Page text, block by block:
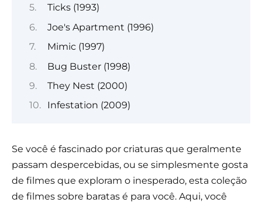
Ticks (1993)
Joe's Apartment (1996)
Mimic (1997)
Bug Buster (1998)
They Nest (2000)
Infestation (2009)
Se você é fascinado por criaturas que geralmente
passam despercebidas, ou se simplesmente gosta
de filmes que exploram o inesperado, esta coleção
de filmes sobre baratas é para você. Aqui, você